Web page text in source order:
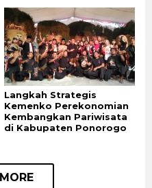
Langkah Strategis
Kemenko Perekonomian
Kembangkan Pariwisata
di Kabupaten Ponorogo